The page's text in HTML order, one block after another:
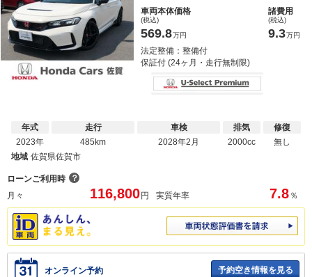
車両本体価格
(税込)
569.8万円
諸費用
(税込)
9.3万円
法定整備：整備付
保証付 (24ヶ月・走行無制限)
年式
2023年
走行
485km
車検
2028年2月
排気
2000cc
修復
無し
地域 佐賀県佐賀市
ローンご利用時 ？
月々
116,800円 実質年率 7.8 ％
オンライン予約 予約空き情報を見る